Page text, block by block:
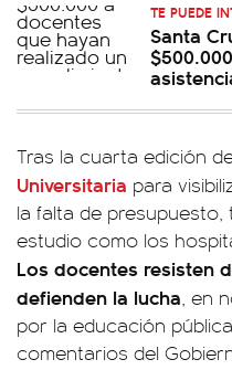
TE PUEDE
Santa
Tras la cuarta edición
Universitaria para
la falta de
estudio como los
Los docentes resisten
defienden la lucha, en
por la educación
comentarios del